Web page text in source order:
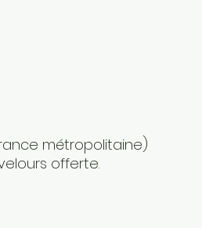
métropolitaine)
offerte.